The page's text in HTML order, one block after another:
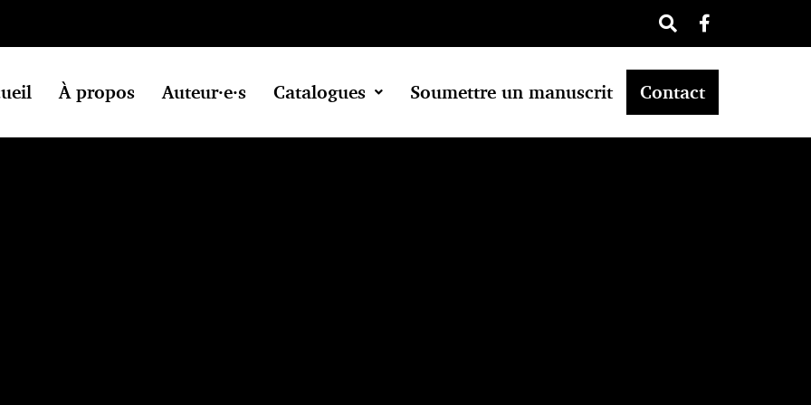
À propos Auteur·e·s Catalogues Soumettre un manuscrit Contact